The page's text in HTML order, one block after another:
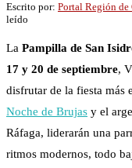
Escrito por: Portal Región
leído
La Pampilla de San
17 y 20 de septiembre,
disfrutar de la fiesta más
Noche de Brujas y el
Ráfaga, liderarán una
ritmos modernos, todo